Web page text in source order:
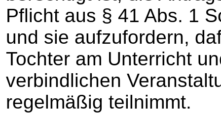
Pflicht aus § 41 Abs. 1
und sie aufzufordern,
Tochter am Unterricht
verbindlichen
regelmäßig teilnimmt.